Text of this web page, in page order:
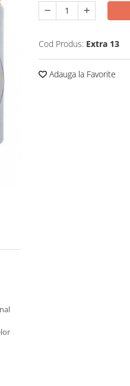
Cod Produs: Extra 13
Adauga la Favorite